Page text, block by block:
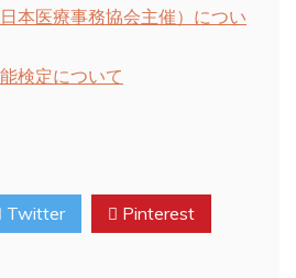
本医療事務協会主催）につい
検定について
Twitter Pinterest